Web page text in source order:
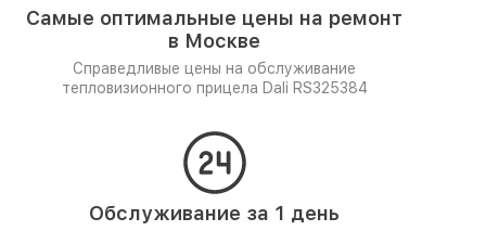
Самые оптимальные цены на ремонт
в Москве
Справедливые цены на обслуживание
тепловизионного прицела Dali RS325384
Обслуживание за 1 день